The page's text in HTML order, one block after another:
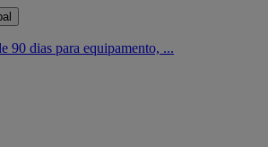
90 dias para equipamento, ...